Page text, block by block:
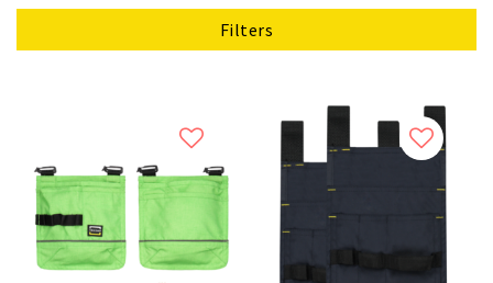
Filters